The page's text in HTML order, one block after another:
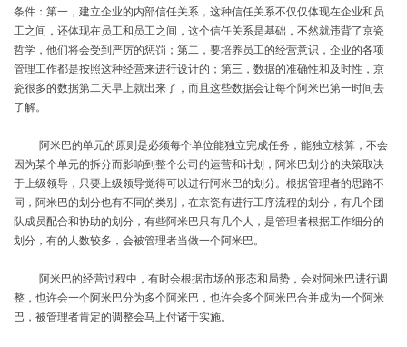
条件：第一，建立企业的内部信任关系，这种信任关系不仅仅体现在企业和员
工之间，还体现在员工和员工之间，这个信任关系是基础，不然就违背了京瓷
哲学，他们将会受到严厉的惩罚；第二，要培养员工的经营意识，企业的各项
管理工作都是按照这种经营来进行设计的；第三，数据的准确性和及时性，京
瓷很多的数据第二天早上就出来了，而且这些数据会让每个阿米巴第一时间去
了解。
阿米巴的单元的原则是必须每个单位能独立完成任务，能独立核算，不会
因为某个单元的拆分而影响到整个公司的运营和计划，阿米巴划分的决策取决
于上级领导，只要上级领导觉得可以进行阿米巴的划分。根据管理者的思路不
同，阿米巴的划分也有不同的类别，在京瓷有进行工序流程的划分，有几个团
队成员配合和协助的划分，有些阿米巴只有几个人，是管理者根据工作细分的
划分，有的人数较多，会被管理者当做一个阿米巴。
阿米巴的经营过程中，有时会根据市场的形态和局势，会对阿米巴进行调
整，也许会一个阿米巴分为多个阿米巴，也许会多个阿米巴合并成为一个阿米
巴，被管理者肯定的调整会马上付诸于实施。